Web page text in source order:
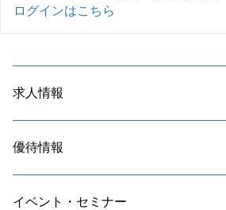
ログインはこちら
求人情報
優待情報
イベント・セミナー